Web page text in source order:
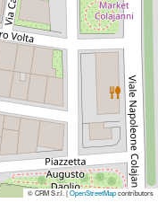
© CRM S.r.l. |OpenStreetMapcontributors
© CRM S.r.l. |OpenStreetMapcontributors